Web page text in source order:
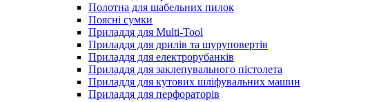
Полотна для шабельних пилок
Поясні сумки
Приладдя для Multi-Tool
Приладдя для дрилів та шуруповертів
Приладдя для електрорубанків
Приладдя для заклепувального пістолета
Приладдя для кутових шліфувальних машин
Приладдя для перфораторів